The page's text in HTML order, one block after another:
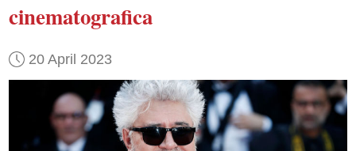
cinematografica
20 April 2023